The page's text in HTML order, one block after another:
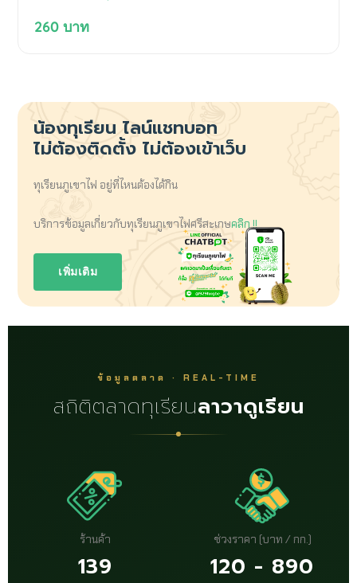
260 บาท
น้องทุเรียน ไลน์แชทบอท
ไม่ต้องติดตั้ง ไม่ต้องเข้าเว็บ
ทุเรียนภูเขาไฟ อยู่ที่ไหนต้องได้กิน
บริการข้อมูลเกี่ยวกับทุเรียนภูเขาไฟศรีสะเกษคลิก !!
เพิ่มเติม
ข้อมูลตลาด · REAL-TIME
สถิติตลาดทุเรียนลาวาดูเรียน
ร้านค้า
139
ช่วงราคา (บาท / กก.)
120 - 890